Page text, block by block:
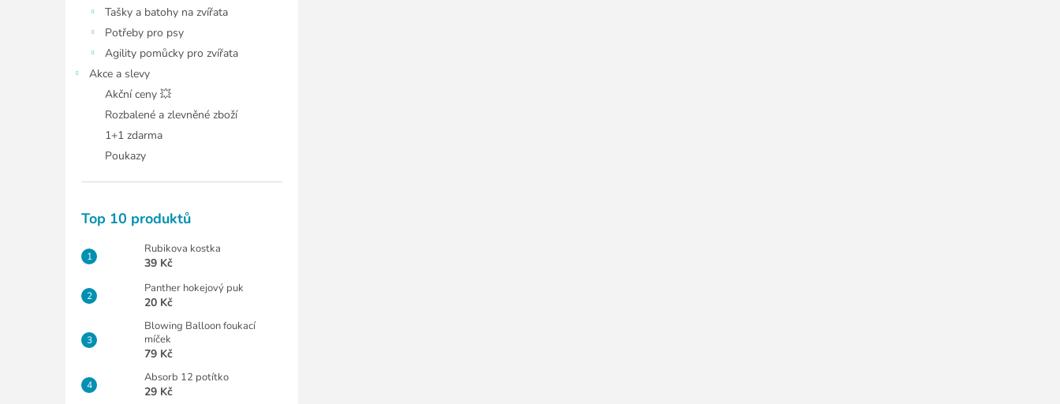
Tašky a batohy na zvířata
Potřeby pro psy
Agility pomůcky pro zvířata
Akce a slevy
Akční ceny 💥
Rozbalené a zlevněné zboží
1+1 zdarma
Poukazy
Top 10 produktů
Rubikova kostka
39 Kč
Panther hokejový puk
20 Kč
Blowing Balloon foukací
míček
79 Kč
Absorb 12 potítko
29 Kč